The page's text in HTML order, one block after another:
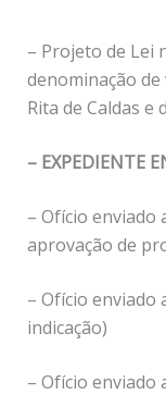
– Projeto de Lei
denominação
Rita de Caldas e
– EXPEDIENTE
– Ofício enviado
aprovação de
– Ofício enviado
indicação)
– Ofício enviado